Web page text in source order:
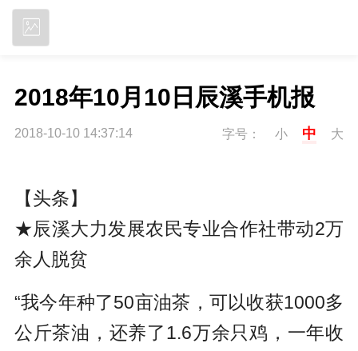
2018年10月10日辰溪手机报
2018-10-10 14:37:14 字号： 小 中 大
【头条】
★辰溪大力发展农民专业合作社带动2万
余人脱贫
“我今年种了50亩油茶，可以收获1000多
公斤茶油，还养了1.6万余只鸡，一年收